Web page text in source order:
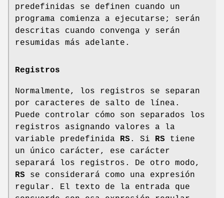
predefinidas se definen cuando un
programa comienza a ejecutarse; serán
descritas cuando convenga y serán
resumidas más adelante.
Registros
Normalmente, los registros se separan
por caracteres de salto de línea.
Puede controlar cómo son separados los
registros asignando valores a la
variable predefinida RS . Si RS tiene
un único carácter, ese carácter
separará los registros. De otro modo,
RS se considerará como una expresión
regular. El texto de la entrada que